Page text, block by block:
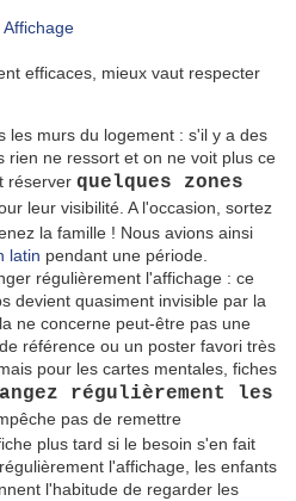
efficaces, mieux vaut respecter
les murs du logement : s'il y a des
rien ne ressort et on ne voit plus ce
réserver quelques zones
leur visibilité. A l'occasion, sortez
la famille ! Nous avions ainsi
latin pendant une période.
régulièrement l'affichage : ce
devient quasiment invisible par la
ne concerne peut-être pas une
référence ou un poster favori très
pour les cartes mentales, fiches
régulièrement les
pas de remettre
plus tard si le besoin s'en fait
l'affichage, les enfants
l'habitude de regarder les